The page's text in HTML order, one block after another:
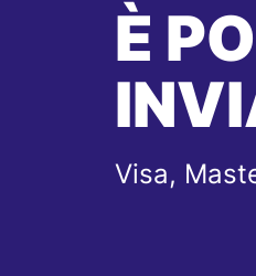
È
Visa,